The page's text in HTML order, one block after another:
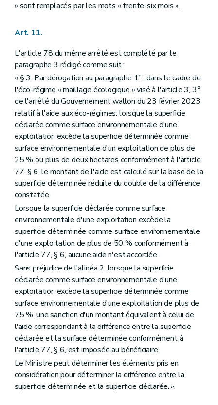
» sont remplacés par les mots « trente-six mois ».
Art. 11.
L'article 78 du même arrêté est complété par le
paragraphe 3 rédigé comme suit :
« § 3. Par dérogation au paragraphe 1er, dans le cadre de
l'éco-régime « maillage écologique » visé à l'article 3, 3°,
de l'arrêté du Gouvernement wallon du 23 février 2023
relatif à l'aide aux éco-régimes, lorsque la superficie
déclarée comme surface environnementale d'une
exploitation excède la superficie déterminée comme
surface environnementale d'un exploitation de plus de
25 % ou plus de deux hectares conformément à l'article
77, § 6, le montant de l'aide est calculé sur la base de la
superficie déterminée réduite du double de la différence
constatée.
Lorsque la superficie déclarée comme surface
environnementale d'une exploitation excède la
superficie déterminée comme surface environnementale
d'une exploitation de plus de 50 % conformément à
l'article 77, § 6, aucune aide n'est accordée.
Sans préjudice de l'alinéa 2, lorsque la superficie
déclarée comme surface environnementale d'une
exploitation excède la superficie déterminée comme
surface environnementale d'une exploitation de plus de
75 %, une sanction d'un montant équivalent à celui de
l'aide correspondant à la différence entre la superficie
déclarée et la surface déterminée conformément à
l'article 77, § 6, est imposée au bénéficiaire.
Le Ministre peut déterminer les éléments pris en
considération pour déterminer la différence entre la
superficie déterminée et la superficie déclarée. ».